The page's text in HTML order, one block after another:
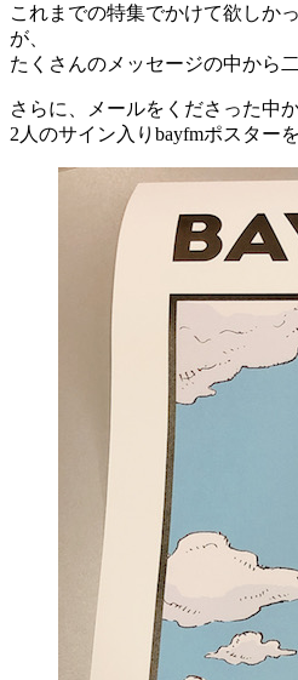
これまでの特集でかけて欲しか
が、
たくさんのメッセージの中から
さらに、メールをくださった中
2人のサイン入りbayfmポスター